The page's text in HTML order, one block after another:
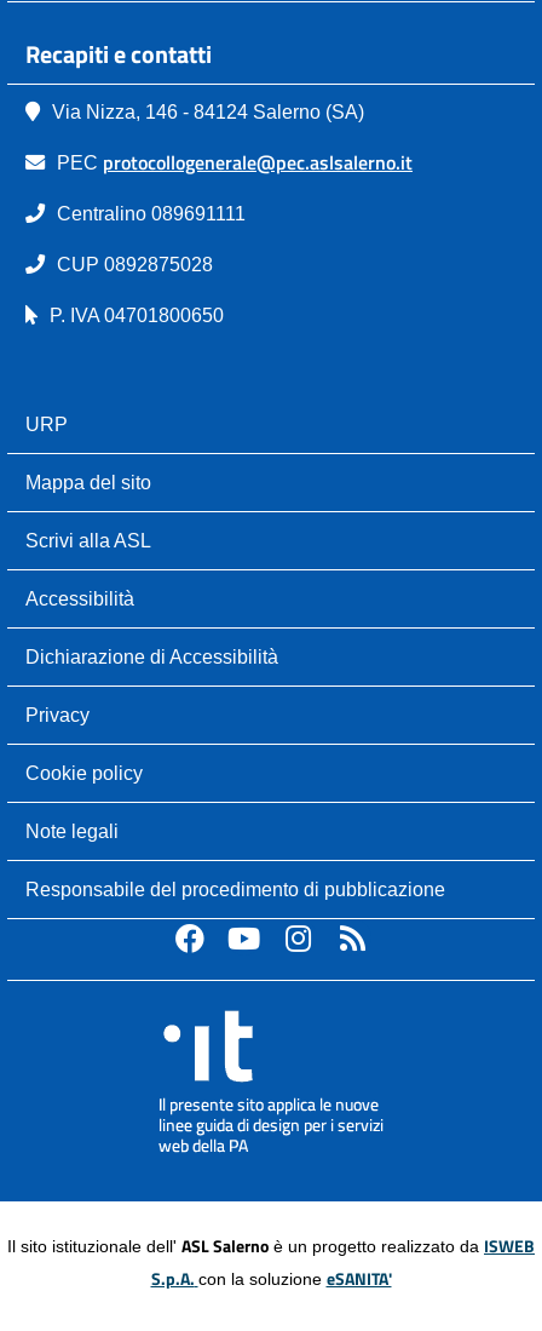
Recapiti e contatti
Via Nizza, 146 - 84124 Salerno (SA)
PEC protocollogenerale@pec.aslsalerno.it
Centralino 089691111
CUP 0892875028
P. IVA 04701800650
URP
Mappa del sito
Scrivi alla ASL
Accessibilità
Dichiarazione di Accessibilità
Privacy
Cookie policy
Note legali
Responsabile del procedimento di pubblicazione
Il sito istituzionale dell' ASL Salerno è un progetto realizzato da ISWEB
S.p.A. con la soluzione eSANITA'